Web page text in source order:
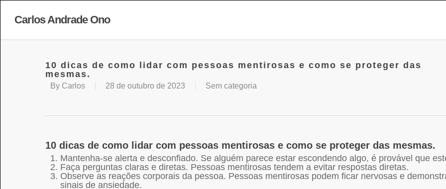
Carlos Andrade Ono
10 dicas de como lidar com pessoas mentirosas e como se proteger das
mesmas.
By Carlos 28 de outubro de 2023 Sem categoria
10 dicas de como lidar com pessoas mentirosas e como se proteger das mesmas.
Mantenha-se alerta e desconfiado. Se alguém parece estar escondendo algo, é provável que
Faça perguntas claras e diretas. Pessoas mentirosas tendem a evitar respostas diretas.
Observe as reações corporais da pessoa. Pessoas mentirosas podem ficar nervosas e
sinais de ansiedade.